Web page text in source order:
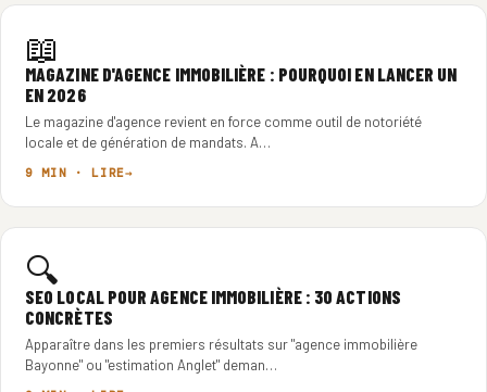
📖
MAGAZINE D'AGENCE IMMOBILIÈRE : POURQUOI EN LANCER UN
EN 2026
Le magazine d'agence revient en force comme outil de notoriété
locale et de génération de mandats. A…
9 MIN · LIRE
🔍
SEO LOCAL POUR AGENCE IMMOBILIÈRE : 30 ACTIONS
CONCRÈTES
Apparaître dans les premiers résultats sur "agence immobilière
Bayonne" ou "estimation Anglet" deman…